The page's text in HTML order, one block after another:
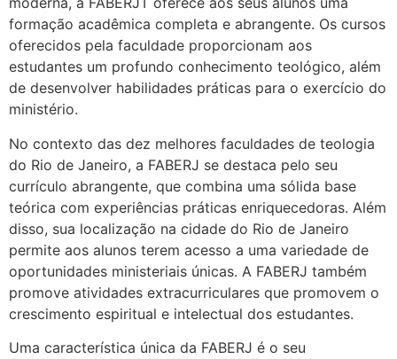
formação acadêmica completa e abrangente. Os cursos
oferecidos pela faculdade proporcionam aos
estudantes um profundo conhecimento teológico, além
de desenvolver habilidades práticas para o exercício do
ministério.
No contexto das dez melhores faculdades de teologia
do Rio de Janeiro, a FABERJ se destaca pelo seu
currículo abrangente, que combina uma sólida base
teórica com experiências práticas enriquecedoras. Além
disso, sua localização na cidade do Rio de Janeiro
permite aos alunos terem acesso a uma variedade de
oportunidades ministeriais únicas. A FABERJ também
promove atividades extracurriculares que promovem o
crescimento espiritual e intelectual dos estudantes.
Uma característica única da FABERJ é o seu